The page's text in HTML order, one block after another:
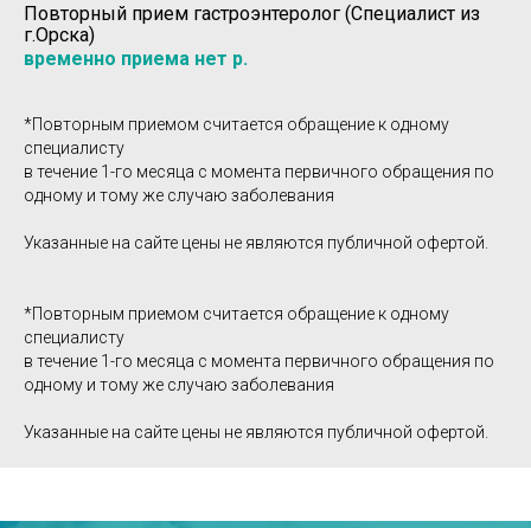
Повторный прием гастроэнтеролог (Специалист из
г.Орска)
временно приема нет р.
*Повторным приемом считается обращение к одному
специалисту
в течение 1-го месяца с момента первичного обращения по
одному и тому же случаю заболевания
Указанные на сайте цены не являются публичной офертой.
*Повторным приемом считается обращение к одному
специалисту
в течение 1-го месяца с момента первичного обращения по
одному и тому же случаю заболевания
Указанные на сайте цены не являются публичной офертой.